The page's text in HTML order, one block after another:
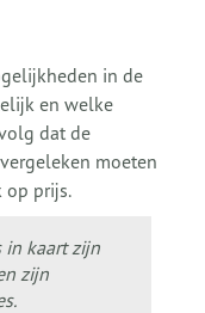
in de
en welke
dat de
moeten
op prijs.
in kaart zijn
zijn